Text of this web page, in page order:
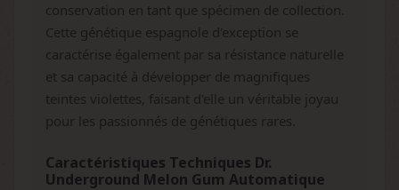
conservation en tant que spécimen de collection.
Cette génétique espagnole d'exception se
caractérise également par sa résistance naturelle
et sa capacité à développer de magnifiques
teintes violettes, faisant d'elle un véritable joyau
pour les passionnés de génétiques rares.
Caractéristiques Techniques Dr.
Underground Melon Gum Automatique